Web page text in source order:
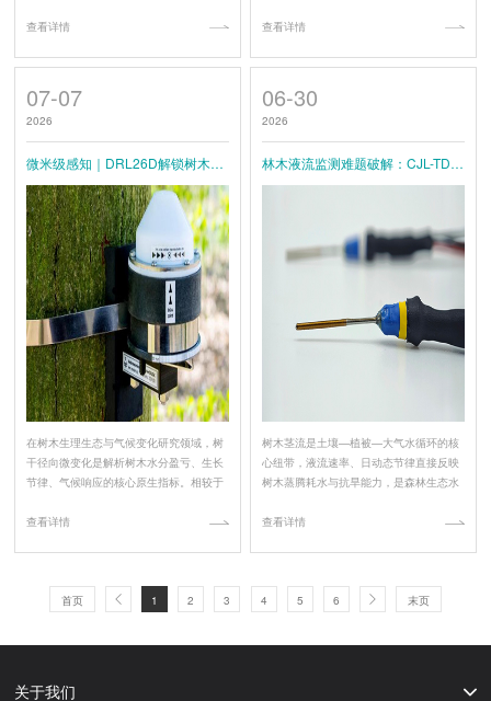
效，适用于农林科研、生态监测与高校试
查看详情
查看详情
07-07
2026
微米级感知｜DRL26D解锁树木径向生长长期原位监测新范式
在树木生理生态与气候变化研究领域，树
干径向微变化是解析树木水分盈亏、生长
节律、气候响应的核心原生指标。相较于
查看详情
06-30
2026
林木液流监测难题破解：CJL-TDP 茎流仪，野外长期原位稳定采集精准数据
树木茎流是土壤—植被—大气水循环的核
心纽带，液流速率、日动态节律直接反映
树木蒸腾耗水与抗旱能力，是森林生态水
查看详情
首页 1 2 3 4 5 6 末页
关于我们